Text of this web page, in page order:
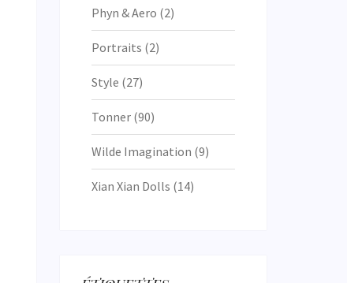
Phyn & Aero (2)
Portraits (2)
Style (27)
Tonner(90)
Wilde Imagination (9)
Xian Xian Dolls (14)